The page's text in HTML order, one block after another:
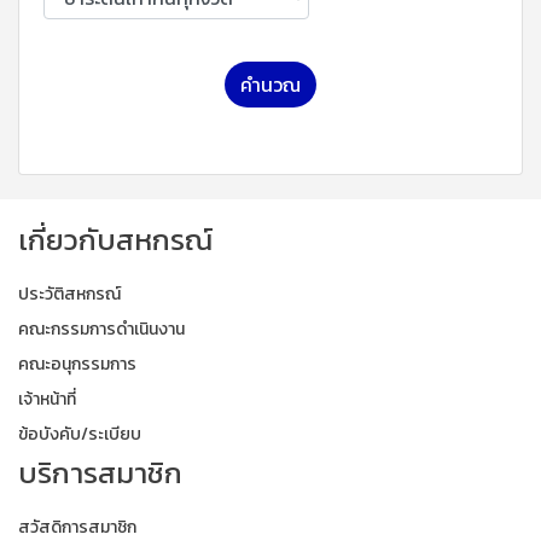
คำนวณ
เกี่ยวกับสหกรณ์
ประวัติสหกรณ์
คณะกรรมการดำเนินงาน
คณะอนุกรรมการ
เจ้าหน้าที่
ข้อบังคับ/ระเบียบ
บริการสมาชิก
สวัสดิการสมาชิก